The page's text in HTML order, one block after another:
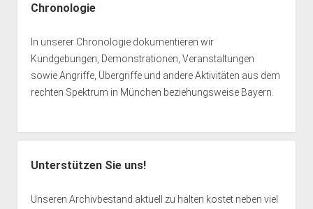
Chronologie
In unserer Chronologie dokumentieren wir
Kundgebungen, Demonstrationen, Veranstaltungen
sowie Angriffe, Übergriffe und andere Aktivitäten aus dem
rechten Spektrum in München beziehungsweise Bayern.
Unterstützen Sie uns!
Unseren Archivbestand aktuell zu halten kostet neben viel